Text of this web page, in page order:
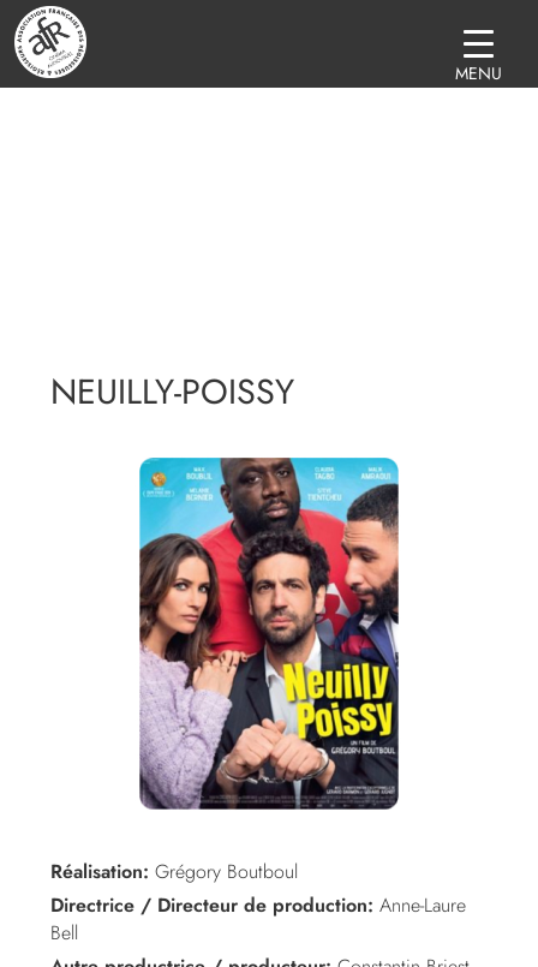
NEUILLY-POISSY
Réalisation: Grégory Boutboul
Directrice / Directeur de production: Anne-Laure
Bell
MENU